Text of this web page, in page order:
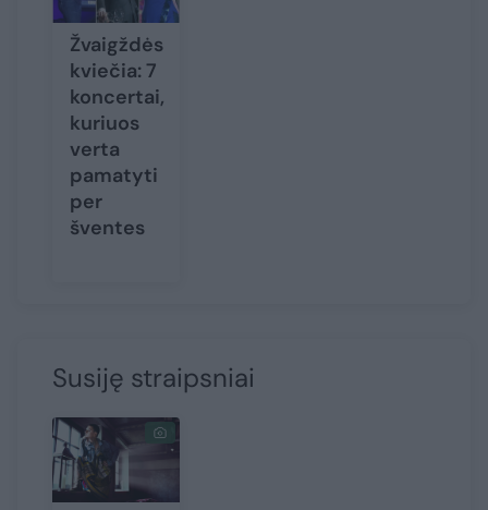
Žvaigždės
kviečia: 7
koncertai,
kuriuos
verta
pamatyti
per
šventes
Susiję straipsniai